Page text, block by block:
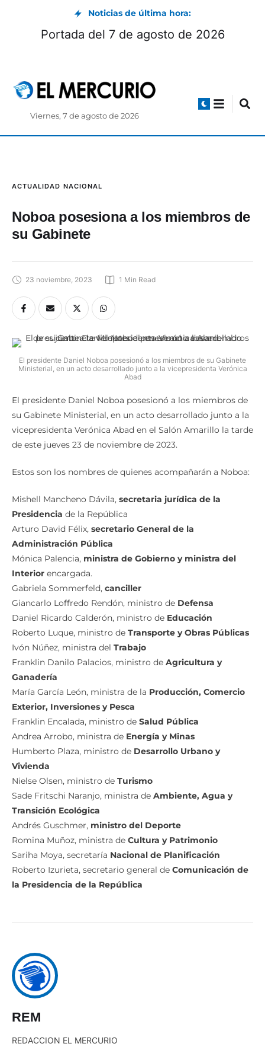
Noticias de última hora:
Portada del 7 de agosto de 2026
Viernes, 7 de agosto de 2026
ACTUALIDAD NACIONAL
Noboa posesiona a los miembros de
su Gabinete
23 noviembre, 2023 1 Min Read
El presidente Daniel Noboa posesionó a los miembros de su Gabinete
Ministerial, en un acto desarrollado junto a la vicepresidenta Verónica
Abad
El presidente Daniel Noboa posesionó a los miembros de
su Gabinete Ministerial, en un acto desarrollado junto a la
vicepresidenta Verónica Abad en el Salón Amarillo la tarde
de este jueves 23 de noviembre de 2023.
Estos son los nombres de quienes acompañarán a Noboa:
Mishell Mancheno Dávila, secretaria jurídica de la
Presidencia de la República
Arturo David Félix, secretario General de la
Administración Pública
Mónica Palencia, ministra de Gobierno y ministra del
Interior encargada.
Gabriela Sommerfeld, canciller
Giancarlo Loffredo Rendón, ministro de Defensa
Daniel Ricardo Calderón, ministro de Educación
Roberto Luque, ministro de Transporte y Obras Públicas
Ivón Núñez, ministra del Trabajo
Franklin Danilo Palacios, ministro de Agricultura y
Ganadería
María García León, ministra de la Producción, Comercio
Exterior, Inversiones y Pesca
Franklin Encalada, ministro de Salud Pública
Andrea Arrobo, ministra de Energía y Minas
Humberto Plaza, ministro de Desarrollo Urbano y
Vivienda
Nielse Olsen, ministro de Turismo
Sade Fritschi Naranjo, ministra de Ambiente, Agua y
Transición Ecológica
Andrés Guschmer, ministro del Deporte
Romina Muñoz, ministra de Cultura y Patrimonio
Sariha Moya, secretaría Nacional de Planificación
Roberto Izurieta, secretario general de Comunicación de
la Presidencia de la República
REM
REDACCION EL MERCURIO